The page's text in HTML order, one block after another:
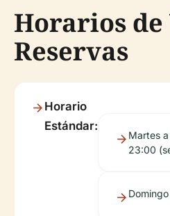
Horarios
Reservas
Horario
Estándar:
Martes
23:00